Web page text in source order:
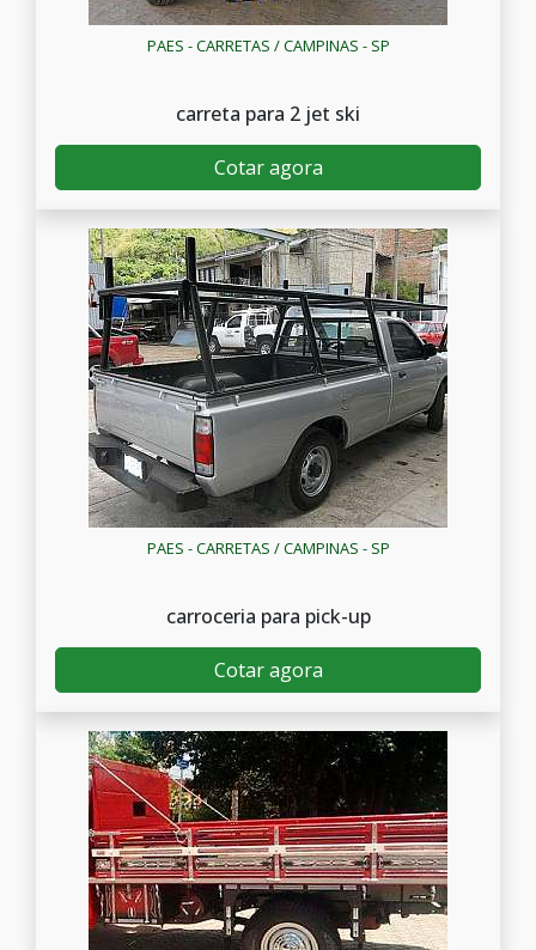
PAES - CARRETAS / CAMPINAS - SP
carreta para 2 jet ski
Cotar agora
PAES - CARRETAS / CAMPINAS - SP
carroceria para pick-up
Cotar agora